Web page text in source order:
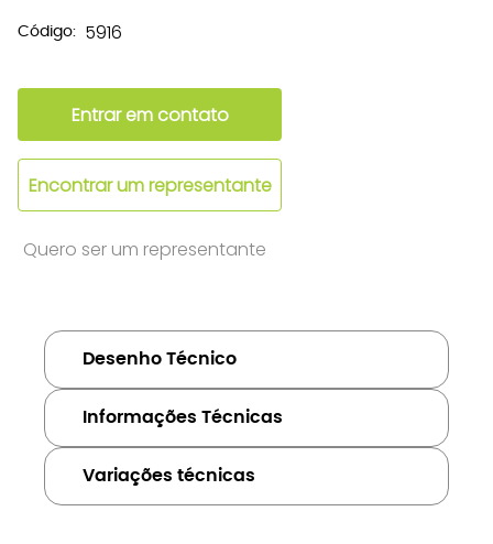
Código: 5916
Entrar em contato
Encontrar um representante
Quero ser um representante
Desenho Técnico
Informações Técnicas
Variações técnicas